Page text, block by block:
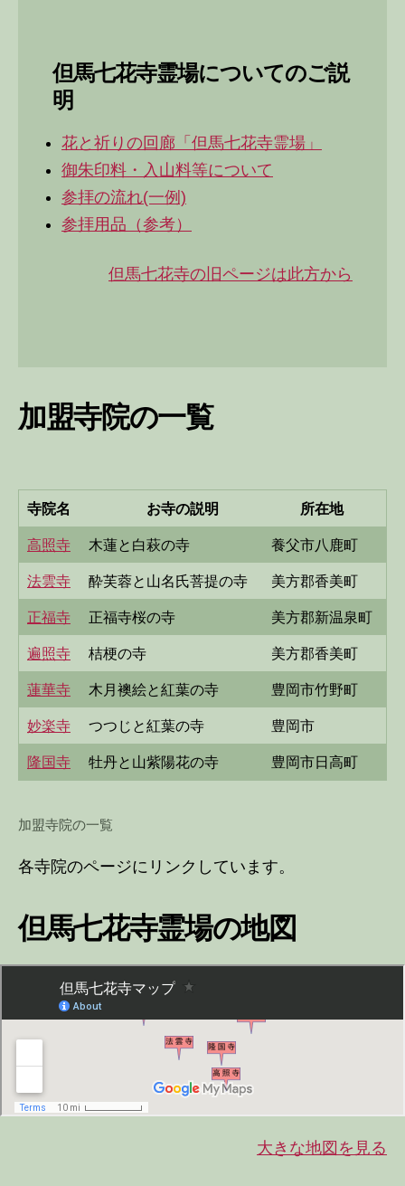
但馬七花寺霊場についてのご説
明
花と祈りの回廊「但馬七花寺霊場」
御朱印料・入山料等について
参拝の流れ(一例)
参拝用品（参考）
但馬七花寺の旧ページは此方から
加盟寺院の一覧
寺院名 お寺の説明
所在地
高照寺
木蓮と白萩の寺
養父市八鹿町
法雲寺
酔芙蓉と山名氏菩提の寺
美方郡香美町
正福寺
正福寺桜の寺
美方郡新温泉町
遍照寺
桔梗の寺
美方郡香美町
蓮華寺
木月襖絵と紅葉の寺
豊岡市竹野町
妙楽寺
つつじと紅葉の寺
豊岡市
隆国寺
牡丹と山紫陽花の寺 豊岡市日高町
加盟寺院の一覧
各寺院のページにリンクしています。
但馬七花寺霊場の地図
大きな地図を見る